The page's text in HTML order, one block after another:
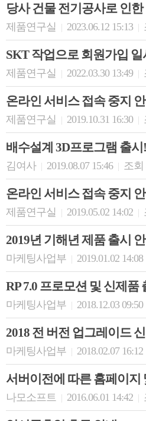
당사 건물 전기공사로 인한
제품연구실 | 2023.06.12 15:13 |
SKT 작업으로 회원가입 일
제품연구실 | 2022.03.30 13:49 |
온라인 서비스 접속 중지
제품연구실 | 2019.10.31 16:30 |
배수설계 3D프로그램 출
김여사 | 2019.08.07 15:46 | 조회
온라인 서비스 접속 중지
제품연구실 | 2019.05.02 14:02 |
2019년 기해년 제품 출시
마케팅사업부 | 2019.01.02 14:08
RP 7.0 프로모션 및 신제품
마케팅사업부 | 2018.12.03 09:50
2018 전 버전 업그레이드
마케팅사업부 | 2018.02.07 16:12
서버이전에 따른 홈페이지
나모소프트 | 2016.06.01 14:42 |